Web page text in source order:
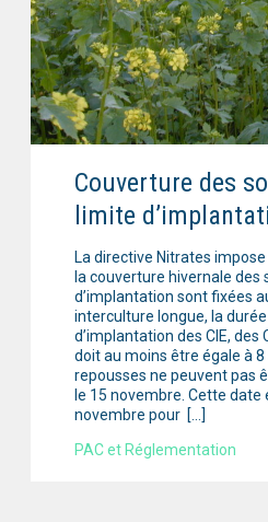
Couverture des
limite
La directive Nitrates
la couverture hivernale des
d’implantation sont fixées
interculture longue, la
d’implantation des CIE, des
doit au moins être égale à 8
repousses ne peuvent pas
le 15 novembre. Cette date
novembre pour […]
PAC et Réglementation